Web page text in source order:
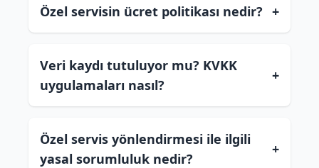
Özel servisin ücret politikası nedir? +
Veri kaydı tutuluyor mu? KVKK
uygulamaları nasıl?
+
Özel servis yönlendirmesi ile ilgili
yasal sorumluluk nedir?
+